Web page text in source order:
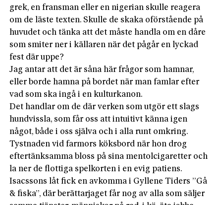
grek, en fransman eller en nigerian skulle reagera
om de läste texten. Skulle de skaka oförstående på
huvudet och tänka att det måste handla om en dåre
som smiter ner i källaren när det pågår en lyckad
fest där uppe?
Jag antar att det är såna här frågor som hamnar,
eller borde hamna på bordet när man famlar efter
vad som ska ingå i en kulturkanon.
Det handlar om de där verken som utgör ett slags
hundvissla, som får oss att intuitivt känna igen
något, både i oss själva och i alla runt omkring.
Tystnaden vid farmors köksbord när hon drog
eftertänksamma bloss på sina mentolcigaretter och
la ner de flottiga spelkorten i en evig patiens.
Isacssons låt fick en avkomma i Gyllene Tiders ”Gå
& fiska”, där berättarjaget får nog av alla som säljer